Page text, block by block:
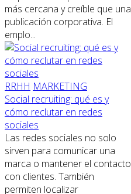
más cercana y creíble que una
publicación corporativa. El
emplo...
RRHH MARKETING
Social recruiting: qué es y
cómo reclutar en redes
sociales
Las redes sociales no solo
sirven para comunicar una
marca o mantener el contacto
con clientes. También
permiten localizar